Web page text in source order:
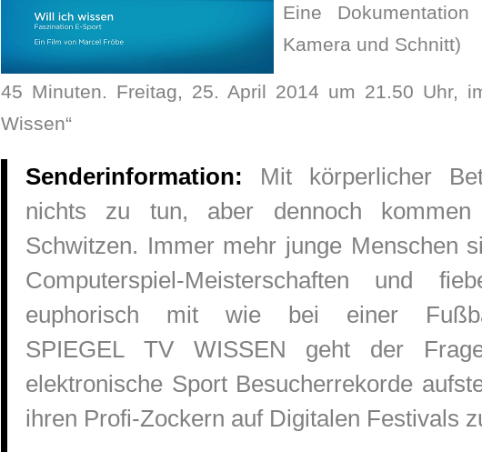
Eine
Kamera und Schnitt)
45 Minuten. Freitag, 25. April 2014 um 21.50 Uhr,
Wissen“
Senderinformation: Mit körperlicher
nichts zu tun, aber dennoch
Schwitzen. Immer mehr junge Menschen
Computerspiel-Meisterschaften und
euphorisch mit wie bei einer
SPIEGEL TV WISSEN geht der
elektronische Sport Besucherrekorde
ihren Profi-Zockern auf Digitalen Festivals